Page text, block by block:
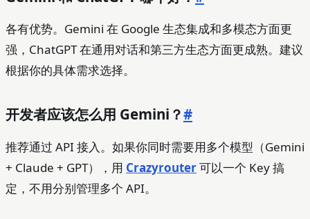
各有优势。Gemini 在 Google 生态集成和多模态方面更
强，ChatGPT 在通用对话和第三方生态方面更成熟。建议
根据你的具体需求选择。
开发者应该怎么用 Gemini？#
推荐通过 API 接入。如果你同时需要用多个模型（Gemini
+ Claude + GPT），用 Crazyrouter可以一个 Key 搞
定，不用分别管理多个 API。